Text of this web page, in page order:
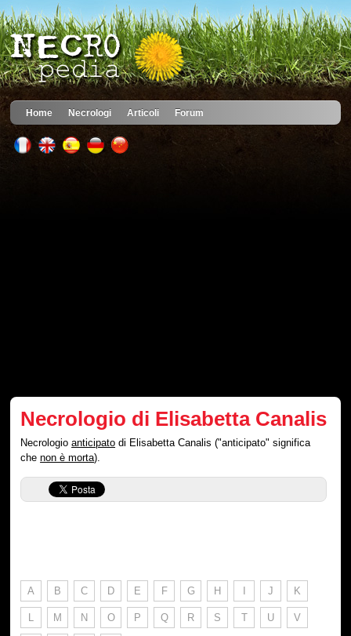
Home Necrologi Articoli Forum
Necrologio di Elisabetta Canalis
Necrologioanticipato di Elisabetta Canalis ("anticipato" significa
chenon è morta).
A B C D E F G H I J K
L M N O P Q R S T U V